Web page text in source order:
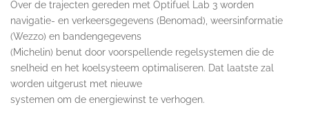
Over de trajecten gereden met Optifuel Lab 3 worden
navigatie- en verkeersgegevens (Benomad), weersinformatie
(Wezzo) en bandengegevens
(Michelin) benut door voorspellende regelsystemen die de
snelheid en het koelsysteem optimaliseren. Dat laatste zal
worden uitgerust met nieuwe
systemen om de energiewinst te verhogen.